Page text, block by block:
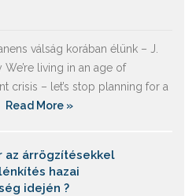
válság korában élünk – J.
We’re living in an age of
crisis – let’s stop planning for a
Read More »
az árrögzítésekkel
hazai
idején ?